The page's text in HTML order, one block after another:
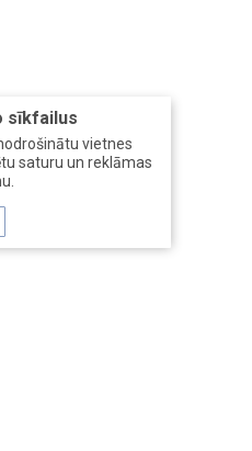
sīkfailus
vietnes
saturu un reklāmas